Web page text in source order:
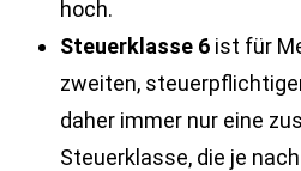
hoch.
Steuerklasse 6ist für
zweiten,
daher immer nur eine
Steuerklasse, die je